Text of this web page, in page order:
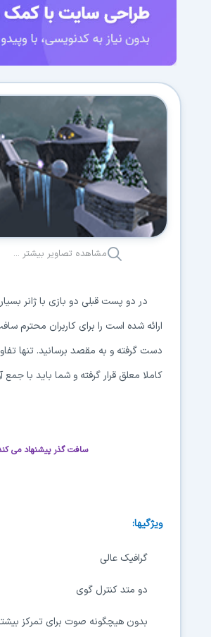
مشاهده تصاویر بیشتر ...
در دو پست قبلی دو بازی با ژانر
ارائه شده است را برای کاربران محترم
دست گرفته و به مقصد برسانید. تنها
کاملا معلق قرار گرفته و شما باید با
سافت گذر پیشنهاد می
ویژگیها:
گرافیک عالی
دو متد کنترل گوی
بدون هیچگونه صوت برای تمرکز